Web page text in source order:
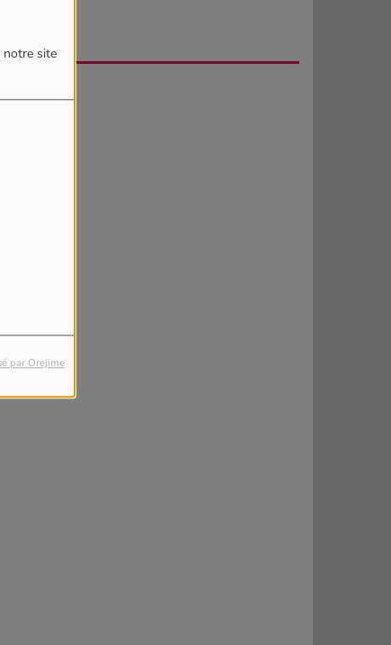
notre site
par Orejime
AGENDA